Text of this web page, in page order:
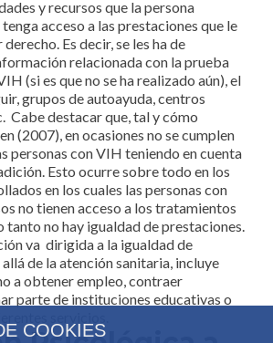
y recursos que la persona
acceso a las prestaciones que le
Es decir, se les ha de
relacionada con la prueba
(si es que no se ha realizado aún), el
grupos de autoayuda, centros
destacar que, tal y cómo
(2007), en ocasiones no se cumplen
personas con VIH teniendo en cuenta
Esto ocurre sobre todo en los
en los cuales las personas con
no tienen acceso a los tratamientos
tanto no hay igualdad de prestaciones.
va dirigida a la igualdad de
de la atención sanitaria, incluye
a obtener empleo, contraer
parte de instituciones educativas o
servicios.
COOKIES